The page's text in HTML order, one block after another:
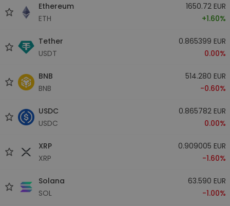
Ethereum
ETH
1650.72 EUR
+1.60%
Tether
USDT
0.865399 EUR
0.00%
BNB
BNB
514.280 EUR
-0.60%
USDC
USDC
0.865782 EUR
0.00%
XRP
XRP
0.909005 EUR
-1.60%
Solana
SOL
63.590 EUR
-1.00%